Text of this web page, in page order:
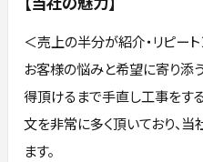
＜売上の半分が紹介・リピー
お客様の悩みと希望に寄り
得頂けるまで手直し工事をす
文を非常に多く頂いており、
ます。